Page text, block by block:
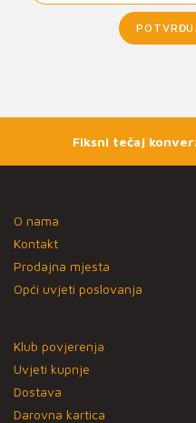
Fiksni tečaj
O nama
Kontakt
Prodajna mjesta
Opći uvjeti poslovanja
Klub povjerenja
Uvjeti kupnje
Dostava
Darovna kartica